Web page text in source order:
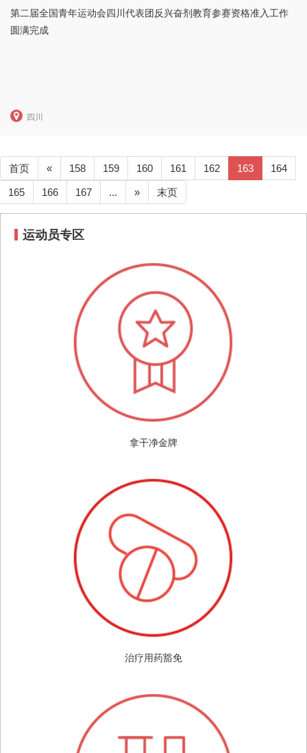
第二届全国青年运动会四川代表团反兴奋剂教育参赛资格准入工作
圆满完成
四川
首页 « 158 159 160 161 162 163 164
165 166 167 ... » 末页
运动员专区
拿干净金牌
治疗用药豁免